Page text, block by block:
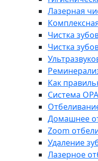
Лазерная
Чистка
Чистка
Как
Система
Домашнее
Zoom
Удаление
Лазерное